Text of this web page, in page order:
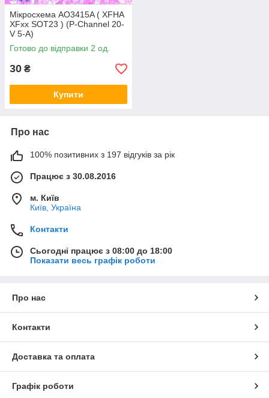
Мікросхема AO3415A ( XFHA
XFxx SOT23 ) (P-Channel 20-
V 5-A)
Готово до відправки 2 од.
30 ₴
Купити
Про нас
100% позитивних з 197 відгуків за рік
Працює з 30.08.2016
м. Київ
Київ, Україна
Контакти
Сьогодні працює з 08:00 до 18:00
Показати весь графік роботи
Про нас
Контакти
Доставка та оплата
Графік роботи